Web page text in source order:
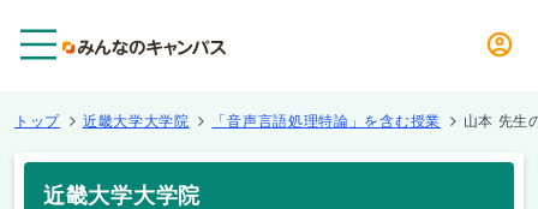
トップ 近畿大学大学院 「音声言語処理特論」を含む授業 山本 先生
近畿大学大学院